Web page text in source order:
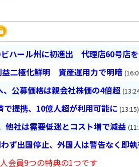
ハール州に初進出 代理店60号店
益二極化鮮明 資産運用力で明暗
、公募価格は親会社株価の4倍超
で提携、10億人超が利用可能に (13:15)
他社は需要低迷とコスト増で減益
ず出国停止、外国人は警告なく即
会員9つの特典の1つです